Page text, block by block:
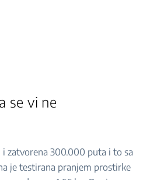
se vi ne
zatvorena 300.000 puta i to sa
je testirana pranjem prostirke